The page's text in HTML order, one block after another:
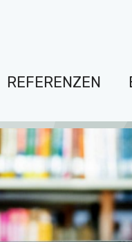
REFERENZEN